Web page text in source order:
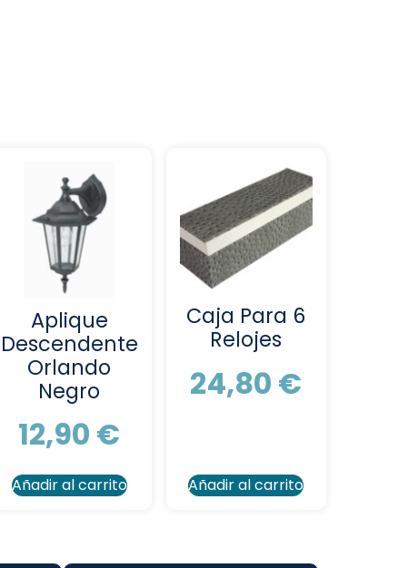
Aplique
Descendente
Orlando
Negro
12,90 €
Añadir al carrito
Caja Para 6
Relojes
24,80 €
Añadir al carrito